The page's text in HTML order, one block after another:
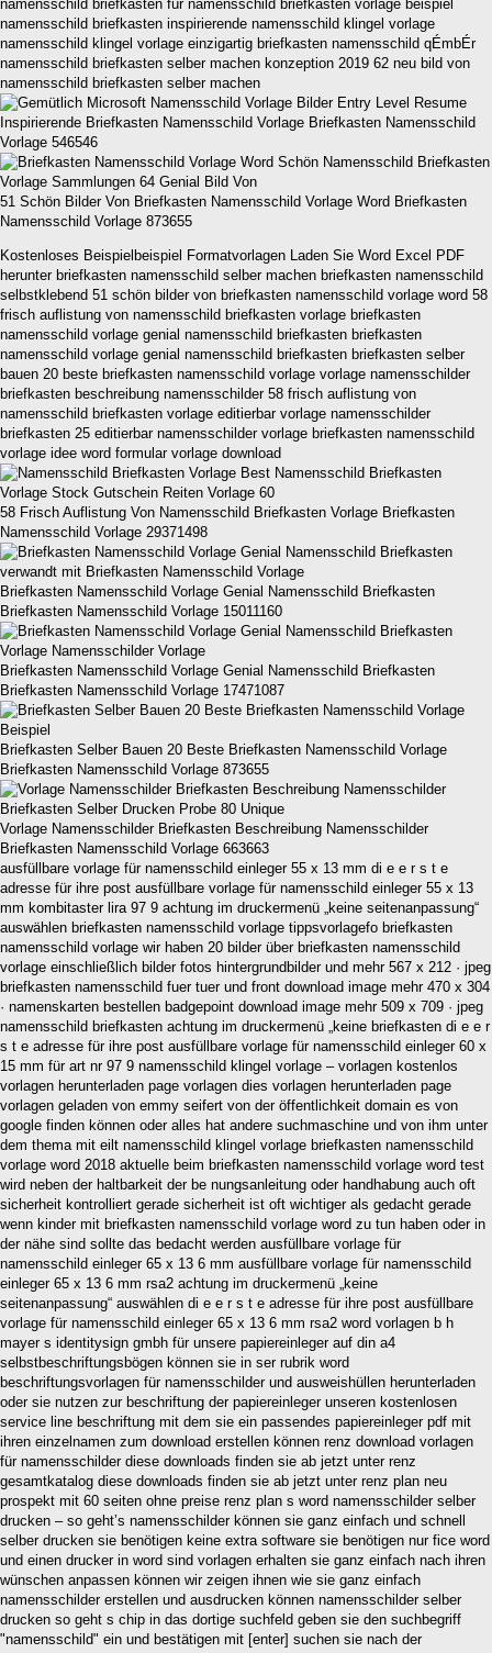
namensschild briefkasten für namensschild briefkasten vorlage beispiel
namensschild briefkasten inspirierende namensschild klingel vorlage
namensschild klingel vorlage einzigartig briefkasten namensschild qÉmbÉr
namensschild briefkasten selber machen konzeption 2019 62 neu bild von
namensschild briefkasten selber machen
Inspirierende Briefkasten Namensschild Vorlage Briefkasten Namensschild
Vorlage 546546
51 Schön Bilder Von Briefkasten Namensschild Vorlage Word Briefkasten
Namensschild Vorlage 873655
Kostenloses Beispielbeispiel Formatvorlagen Laden Sie Word Excel PDF
herunter briefkasten namensschild selber machen briefkasten namensschild
selbstklebend 51 schön bilder von briefkasten namensschild vorlage word 58
frisch auflistung von namensschild briefkasten vorlage briefkasten
namensschild vorlage genial namensschild briefkasten briefkasten
namensschild vorlage genial namensschild briefkasten briefkasten selber
bauen 20 beste briefkasten namensschild vorlage vorlage namensschilder
briefkasten beschreibung namensschilder 58 frisch auflistung von
namensschild briefkasten vorlage editierbar vorlage namensschilder
briefkasten 25 editierbar namensschilder vorlage briefkasten namensschild
vorlage idee word formular vorlage download
58 Frisch Auflistung Von Namensschild Briefkasten Vorlage Briefkasten
Namensschild Vorlage 29371498
Briefkasten Namensschild Vorlage Genial Namensschild Briefkasten
Briefkasten Namensschild Vorlage 15011160
Briefkasten Namensschild Vorlage Genial Namensschild Briefkasten
Briefkasten Namensschild Vorlage 17471087
Briefkasten Selber Bauen 20 Beste Briefkasten Namensschild Vorlage
Briefkasten Namensschild Vorlage 873655
Vorlage Namensschilder Briefkasten Beschreibung Namensschilder
Briefkasten Namensschild Vorlage 663663
ausfüllbare vorlage für namensschild einleger 55 x 13 mm di e e r s t e
adresse für ihre post ausfüllbare vorlage für namensschild einleger 55 x 13
mm kombitaster lira 97 9 achtung im druckermenü „keine seitenanpassung“
auswählen briefkasten namensschild vorlage tippsvorlagefo briefkasten
namensschild vorlage wir haben 20 bilder über briefkasten namensschild
vorlage einschließlich bilder fotos hintergrundbilder und mehr 567 x 212 · jpeg
briefkasten namensschild fuer tuer und front download image mehr 470 x 304
· namenskarten bestellen badgepoint download image mehr 509 x 709 · jpeg
namensschild briefkasten achtung im druckermenü „keine briefkasten di e e r
s t e adresse für ihre post ausfüllbare vorlage für namensschild einleger 60 x
15 mm für art nr 97 9 namensschild klingel vorlage – vorlagen kostenlos
vorlagen herunterladen page vorlagen dies vorlagen herunterladen page
vorlagen geladen von emmy seifert von der öffentlichkeit domain es von
google finden können oder alles hat andere suchmaschine und von ihm unter
dem thema mit eilt namensschild klingel vorlage briefkasten namensschild
vorlage word 2018 aktuelle beim briefkasten namensschild vorlage word test
wird neben der haltbarkeit der be nungsanleitung oder handhabung auch oft
sicherheit kontrolliert gerade sicherheit ist oft wichtiger als gedacht gerade
wenn kinder mit briefkasten namensschild vorlage word zu tun haben oder in
der nähe sind sollte das bedacht werden ausfüllbare vorlage für
namensschild einleger 65 x 13 6 mm ausfüllbare vorlage für namensschild
einleger 65 x 13 6 mm rsa2 achtung im druckermenü „keine
seitenanpassung“ auswählen di e e r s t e adresse für ihre post ausfüllbare
vorlage für namensschild einleger 65 x 13 6 mm rsa2 word vorlagen b h
mayer s identitysign gmbh für unsere papiereinleger auf din a4
selbstbeschriftungsbögen können sie in ser rubrik word
beschriftungsvorlagen für namensschilder und ausweishüllen herunterladen
oder sie nutzen zur beschriftung der papiereinleger unseren kostenlosen
service line beschriftung mit dem sie ein passendes papiereinleger pdf mit
ihren einzelnamen zum download erstellen können renz download vorlagen
für namensschilder diese downloads finden sie ab jetzt unter renz
gesamtkatalog diese downloads finden sie ab jetzt unter renz plan neu
prospekt mit 60 seiten ohne preise renz plan s word namensschilder selber
drucken – so geht’s namensschilder können sie ganz einfach und schnell
selber drucken sie benötigen keine extra software sie benötigen nur fice word
und einen drucker in word sind vorlagen erhalten sie ganz einfach nach ihren
wünschen anpassen können wir zeigen ihnen wie sie ganz einfach
namensschilder erstellen und ausdrucken können namensschilder selber
drucken so geht s chip in das dortige suchfeld geben sie den suchbegriff
"namensschild" ein und bestätigen mit [enter] suchen sie nach der